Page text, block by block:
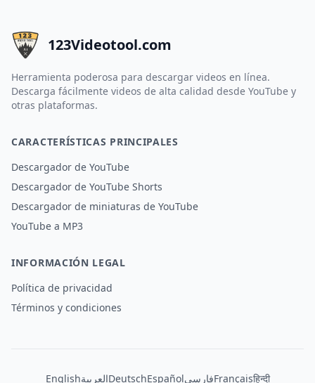
123Videotool.com
Herramienta poderosa para descargar videos en línea.
Descarga fácilmente videos de alta calidad desde YouTube y
otras plataformas.
CARACTERÍSTICAS PRINCIPALES
Descargador de YouTube
Descargador de YouTube Shorts
Descargador de miniaturas de YouTube
YouTube a MP3
INFORMACIÓN LEGAL
Política de privacidad
Términos y condiciones
EnglishالعربيةDeutschEspañolفارسیFrançaisहिन्दी